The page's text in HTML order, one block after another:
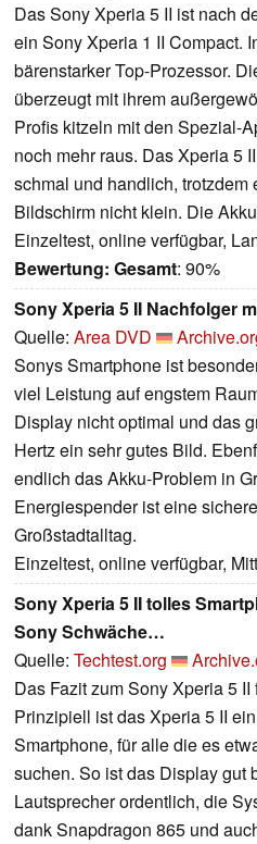
Das Sony Xperia 5 II ist nach
ein Sony Xperia 1 II Compact.
bärenstarker Top-Prozessor.
überzeugt mit ihrem
Profis kitzeln mit den Spezial-
noch mehr raus. Das Xperia 5
schmal und handlich,
Bildschirm nicht klein. Die
Einzeltest, online verfügbar,
Bewertung: Gesamt: 90%
Sony Xperia 5 II Nachfolger
Quelle: Area DVD
Sonys Smartphone ist
viel Leistung auf engstem
Display nicht optimal und das
Hertz ein sehr gutes Bild.
endlich das Akku-Problem in
Energiespender ist eine
Großstadtalltag.
Einzeltest, online verfügbar,
Sony Xperia 5 II tolles
Sony Schwäche…
Quelle: Techtest.org
Das Fazit zum Sony Xperia 5
Prinzipiell ist das Xperia 5 II
Smartphone, für alle die es
suchen. So ist das Display gut
Lautsprecher ordentlich, die
dank Snapdragon 865 und